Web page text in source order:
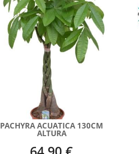
PACHYRA ACUATICA 130CM
ALTURA